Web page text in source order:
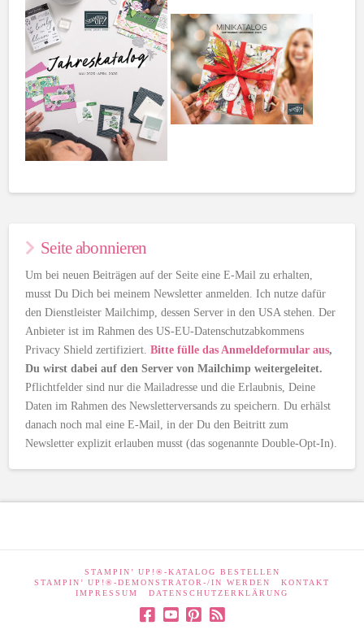
Seite abonnieren
Um bei neuen Beiträgen auf der Seite eine E-Mail zu erhalten,
musst Du Dich bei meinem Newsletter anmelden. Ich nutze dafür
den Dienstleister Mailchimp, dessen Server in den USA stehen. Der
Anbieter ist im Rahmen des US-EU-Datenschutzabkommens
Privacy Shield zertifiziert.Bitte fülle das Anmeldeformular aus,
Du wirst dabei auf den Server von Mailchimp weitergeleitet.
Pflichtfelder sind nur die Mailadresse und die Erlaubnis, Deine
Daten im Rahmen des Newsletterversands zu speichern. Du erhälst
danach noch mal eine E-Mail, in der Du den Beitritt zum
Newsletter explizit erlauben musst (das sogenannte Double-Opt-In).
STAMPIN’ UP!®-KATALOG BESTELLEN
STAMPIN’ UP!®-DEMONSTRATOR-/IN WERDEN
KONTAKT
IMPRESSUM
DATENSCHUTZERKLÄRUNG